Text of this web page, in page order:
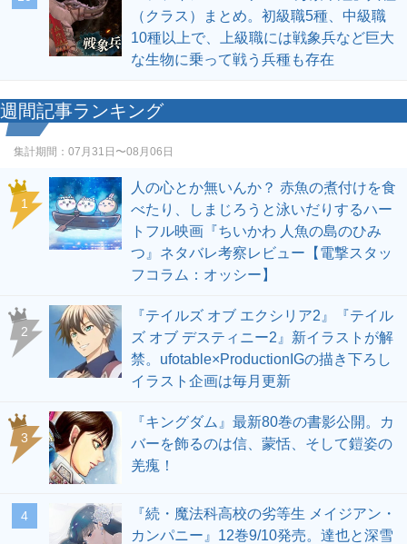
（クラス）まとめ。初級職5種、中級職
10種以上で、上級職には戦象兵など巨大
な生物に乗って戦う兵種も存在
週間記事ランキング
集計期間： 07月31日〜08月06日
1
人の心とか無いんか？ 赤魚の煮付けを食
べたり、しまじろうと泳いだりするハー
トフル映画『ちいかわ 人魚の島のひみ
つ』ネタバレ考察レビュー【電撃スタッ
フコラム：オッシー】
2
『テイルズ オブ エクシリア2』『テイル
ズ オブ デスティニー2』新イラストが解
禁。ufotable×ProductionIGの描き下ろし
イラスト企画は毎月更新
3
『キングダム』最新80巻の書影公開。カ
バーを飾るのは信、蒙恬、そして鎧姿の
羌瘣！
4
『続・魔法科高校の劣等生 メイジアン・
カンパニー』12巻9/10発売。達也と深雪